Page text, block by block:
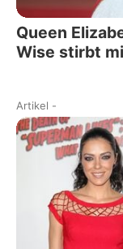
Queen
Wise stirbt
Artikel -